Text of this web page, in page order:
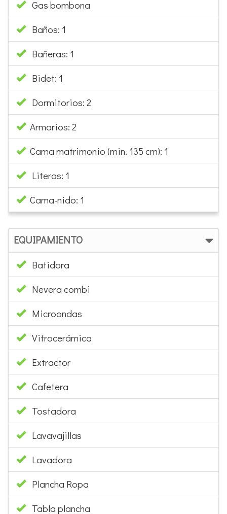
Gas bombona
Baños: 1
Bañeras: 1
Bidet: 1
Dormitorios: 2
Armarios: 2
Cama matrimonio (min. 135 cm): 1
Literas: 1
Cama-nido: 1
EQUIPAMIENTO
Batidora
Nevera combi
Microondas
Vitrocerámica
Extractor
Cafetera
Tostadora
Lavavajillas
Lavadora
Plancha Ropa
Tabla plancha